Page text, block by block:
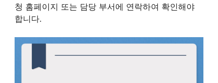
청 홈페이지 또는 담당 부서에 연락하여 확인해야
합니다.